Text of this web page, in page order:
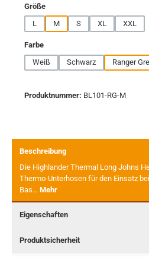
Größeauswählen
L
M S XL XXL
Farbeauswählen
Weiß
Schwarz Ranger
Produktnummer: BL101-RG-M
Beschreibung
Die Highlander Thermal Long Johns
Thermo-Unterhosen für den Einsatz
Bas… Mehr
Eigenschaften
Produktsicherheit